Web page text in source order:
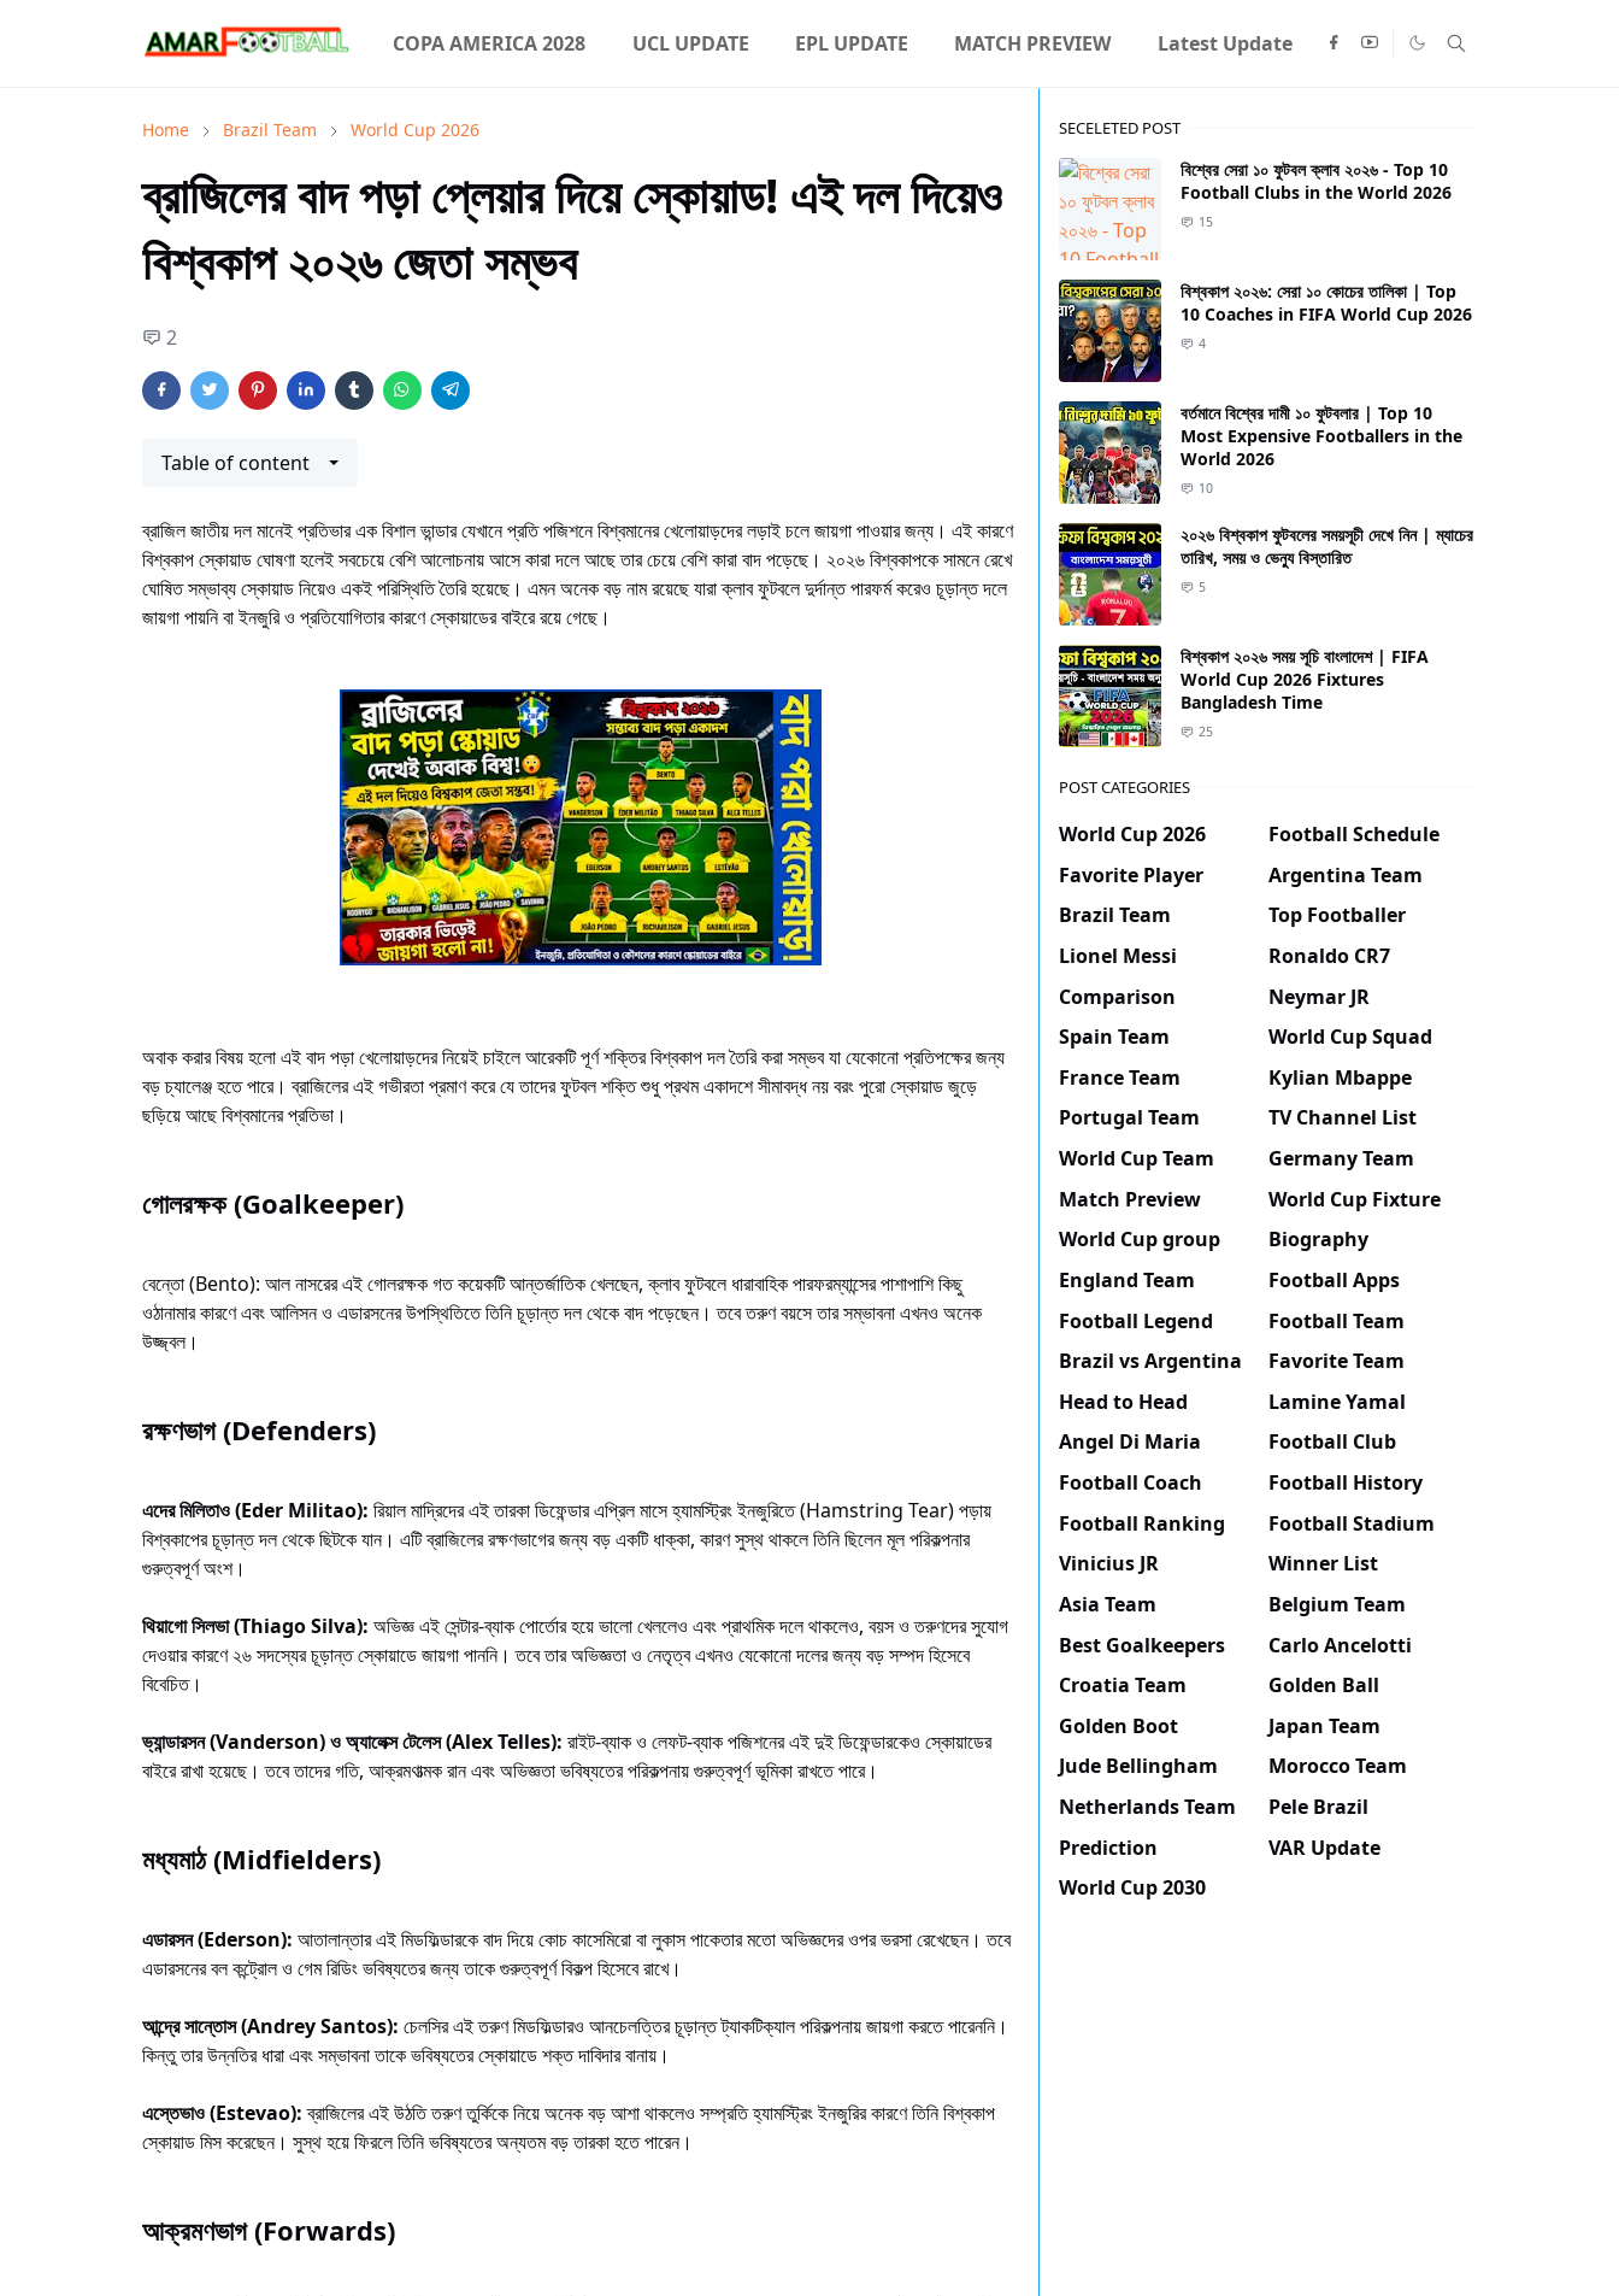
COPA AMERICA 2028 UCL UPDATE EPL UPDATE MATCH PREVIEW Latest Update
Home Brazil Team World Cup 2026
ব্রাজিলের বাদ পড়া প্লেয়ার দিয়ে স্কোয়াড! এই দল দিয়েও
বিশ্বকাপ ২০২৬ জেতা সম্ভব
2
Table of content
ব্রাজিল জাতীয় দল মানেই প্রতিভার এক বিশাল ভান্ডার যেখানে প্রতি পজিশনে বিশ্বমানের খেলোয়াড়দের লড়াই চলে জায়গা পাওয়ার জন্য। এই কারণে
বিশ্বকাপ স্কোয়াড ঘোষণা হলেই সবচেয়ে বেশি আলোচনায় আসে কারা দলে আছে তার চেয়ে বেশি কারা বাদ পড়েছে। ২০২৬ বিশ্বকাপকে সামনে রেখে
ঘোষিত সম্ভাব্য স্কোয়াড নিয়েও একই পরিস্থিতি তৈরি হয়েছে। এমন অনেক বড় নাম রয়েছে যারা ক্লাব ফুটবলে দুর্দান্ত পারফর্ম করেও চূড়ান্ত দলে
জায়গা পায়নি বা ইনজুরি ও প্রতিযোগিতার কারণে স্কোয়াডের বাইরে রয়ে গেছে।
অবাক করার বিষয় হলো এই বাদ পড়া খেলোয়াড়দের নিয়েই চাইলে আরেকটি পূর্ণ শক্তির বিশ্বকাপ দল তৈরি করা সম্ভব যা যেকোনো প্রতিপক্ষের জন্য
বড় চ্যালেঞ্জ হতে পারে। ব্রাজিলের এই গভীরতা প্রমাণ করে যে তাদের ফুটবল শক্তি শুধু প্রথম একাদশে সীমাবদ্ধ নয় বরং পুরো স্কোয়াড জুড়ে
ছড়িয়ে আছে বিশ্বমানের প্রতিভা।
গোলরক্ষক (Goalkeeper)
বেন্তো (Bento): আল নাসরের এই গোলরক্ষক গত কয়েকটি আন্তর্জাতিক খেলছেন, ক্লাব ফুটবলে ধারাবাহিক পারফরম্যান্সের পাশাপাশি কিছু
ওঠানামার কারণে এবং আলিসন ও এডারসনের উপস্থিতিতে তিনি চূড়ান্ত দল থেকে বাদ পড়েছেন। তবে তরুণ বয়সে তার সম্ভাবনা এখনও অনেক
উজ্জ্বল।
রক্ষণভাগ (Defenders)
এদের মিলিতাও (Eder Militao): রিয়াল মাদ্রিদের এই তারকা ডিফেন্ডার এপ্রিল মাসে হ্যামস্ট্রিং ইনজুরিতে (Hamstring Tear) পড়ায়
বিশ্বকাপের চূড়ান্ত দল থেকে ছিটকে যান। এটি ব্রাজিলের রক্ষণভাগের জন্য বড় একটি ধাক্কা, কারণ সুস্থ থাকলে তিনি ছিলেন মূল পরিকল্পনার
গুরুত্বপূর্ণ অংশ।
থিয়াগো সিলভা (Thiago Silva): অভিজ্ঞ এই সেন্টার-ব্যাক পোর্তোর হয়ে ভালো খেললেও এবং প্রাথমিক দলে থাকলেও, বয়স ও তরুণদের সুযোগ
দেওয়ার কারণে ২৬ সদস্যের চূড়ান্ত স্কোয়াডে জায়গা পাননি। তবে তার অভিজ্ঞতা ও নেতৃত্ব এখনও যেকোনো দলের জন্য বড় সম্পদ হিসেবে
বিবেচিত।
ভ্যান্ডারসন (Vanderson) ও অ্যালেক্স টেলেস (Alex Telles): রাইট-ব্যাক ও লেফট-ব্যাক পজিশনের এই দুই ডিফেন্ডারকেও স্কোয়াডের
বাইরে রাখা হয়েছে। তবে তাদের গতি, আক্রমণাত্মক রান এবং অভিজ্ঞতা ভবিষ্যতের পরিকল্পনায় গুরুত্বপূর্ণ ভূমিকা রাখতে পারে।
মধ্যমাঠ (Midfielders)
এডারসন (Ederson): আতালান্তার এই মিডফিল্ডারকে বাদ দিয়ে কোচ কাসেমিরো বা লুকাস পাকেতার মতো অভিজ্ঞদের ওপর ভরসা রেখেছেন। তবে
এডারসনের বল কন্ট্রোল ও গেম রিডিং ভবিষ্যতের জন্য তাকে গুরুত্বপূর্ণ বিকল্প হিসেবে রাখে।
আন্দ্রে সান্তোস (Andrey Santos): চেলসির এই তরুণ মিডফিল্ডারও আনচেলত্তির চূড়ান্ত ট্যাকটিক্যাল পরিকল্পনায় জায়গা করতে পারেননি।
কিন্তু তার উন্নতির ধারা এবং সম্ভাবনা তাকে ভবিষ্যতের স্কোয়াডে শক্ত দাবিদার বানায়।
এস্তেভাও (Estevao):ব্রাজিলের এই উঠতি তরুণ তুর্কিকে নিয়ে অনেক বড় আশা থাকলেও সম্প্রতি হ্যামস্ট্রিং ইনজুরির কারণে তিনি বিশ্বকাপ
স্কোয়াড মিস করেছেন। সুস্থ হয়ে ফিরলে তিনি ভবিষ্যতের অন্যতম বড় তারকা হতে পারেন।
আক্রমণভাগ (Forwards)
SECELETED POST
বিশ্বের সেরা ১০ ফুটবল ক্লাব ২০২৬ - Top 10
Football Clubs in the World 2026
15
বিশ্বকাপ ২০২৬: সেরা ১০ কোচের তালিকা | Top
10 Coaches in FIFA World Cup 2026
4
বর্তমানে বিশ্বের দামী ১০ ফুটবলার | Top 10
Most Expensive Footballers in the
World 2026
10
২০২৬ বিশ্বকাপ ফুটবলের সময়সূচী দেখে নিন | ম্যাচের
তারিখ, সময় ও ভেন্যু বিস্তারিত
5
বিশ্বকাপ ২০২৬ সময় সূচি বাংলাদেশ | FIFA
World Cup 2026 Fixtures
Bangladesh Time
25
POST CATEGORIES
World Cup 2026
Football Schedule
Favorite Player
Argentina Team
Brazil Team
Top Footballer
Lionel Messi
Ronaldo CR7
Comparison
Neymar JR
Spain Team
World Cup Squad
France Team
Kylian Mbappe
Portugal Team
TV Channel List
World Cup Team
Germany Team
Match Preview
World Cup Fixture
World Cup group
Biography
England Team
Football Apps
Football Legend
Football Team
Brazil vs Argentina
Favorite Team
Head to Head
Lamine Yamal
Angel Di Maria
Football Club
Football Coach
Football History
Football Ranking
Football Stadium
Vinicius JR
Winner List
Asia Team
Belgium Team
Best Goalkeepers
Carlo Ancelotti
Croatia Team
Golden Ball
Golden Boot
Japan Team
Jude Bellingham
Morocco Team
Netherlands Team
Pele Brazil
Prediction
VAR Update
World Cup 2030